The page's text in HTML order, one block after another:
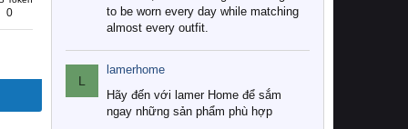
0
to be worn every day while matching
almost every outfit.
L
lamerhome
Hãy đến với lamer Home để sắm
ngay những sản phẩm phù hợp